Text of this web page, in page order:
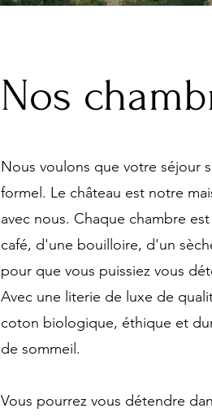
Nos
Nous voulons que votre séjour
formel. Le château est notre
avec nous. Chaque chambre
café, d'une bouilloire, d'un
pour que vous puissiez vous
Avec une literie de luxe de
coton biologique, éthique et
de sommeil.
Vous pourrez vous détendre